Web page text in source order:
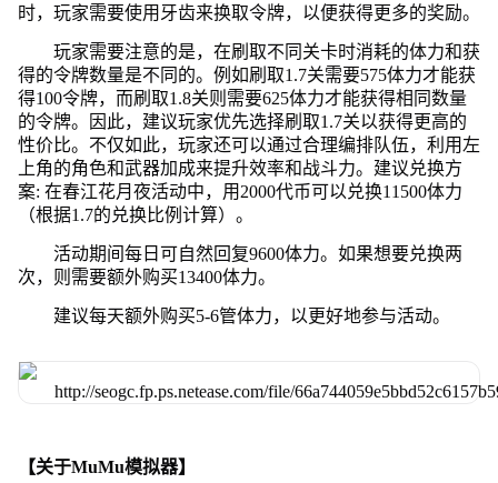
时，玩家需要使用牙齿来换取令牌，以便获得更多的奖励。
玩家需要注意的是，在刷取不同关卡时消耗的体力和获
得的令牌数量是不同的。例如刷取1.7关需要575体力才能获
得100令牌，而刷取1.8关则需要625体力才能获得相同数量
的令牌。因此，建议玩家优先选择刷取1.7关以获得更高的
性价比。不仅如此，玩家还可以通过合理编排队伍，利用左
上角的角色和武器加成来提升效率和战斗力。建议兑换方
案: 在春江花月夜活动中，用2000代币可以兑换11500体力
（根据1.7的兑换比例计算）。
活动期间每日可自然回复9600体力。如果想要兑换两
次，则需要额外购买13400体力。
建议每天额外购买5-6管体力，以更好地参与活动。
【关于MuMu模拟器】